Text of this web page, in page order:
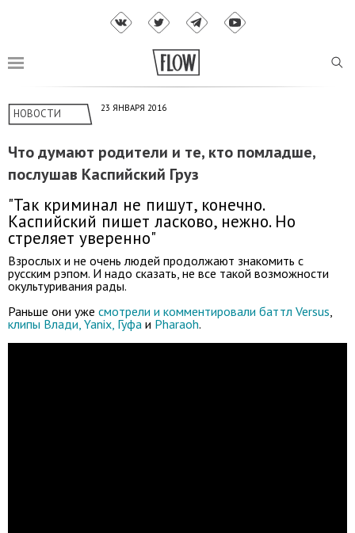
НОВОСТИ 23 ЯНВАРЯ 2016
Что думают родители и те, кто помладше,
послушав Каспийский Груз
"Так криминал не пишут, конечно.
Каспийский пишет ласково, нежно. Но
стреляет уверенно"
Взрослых и не очень людей продолжают знакомить с
русским рэпом. И надо сказать, не все такой возможности
окультуривания рады.
Раньше они уже смотрели и комментировали баттл Versus
клипы Влади, Yanix, Гуфа и Pharaoh.